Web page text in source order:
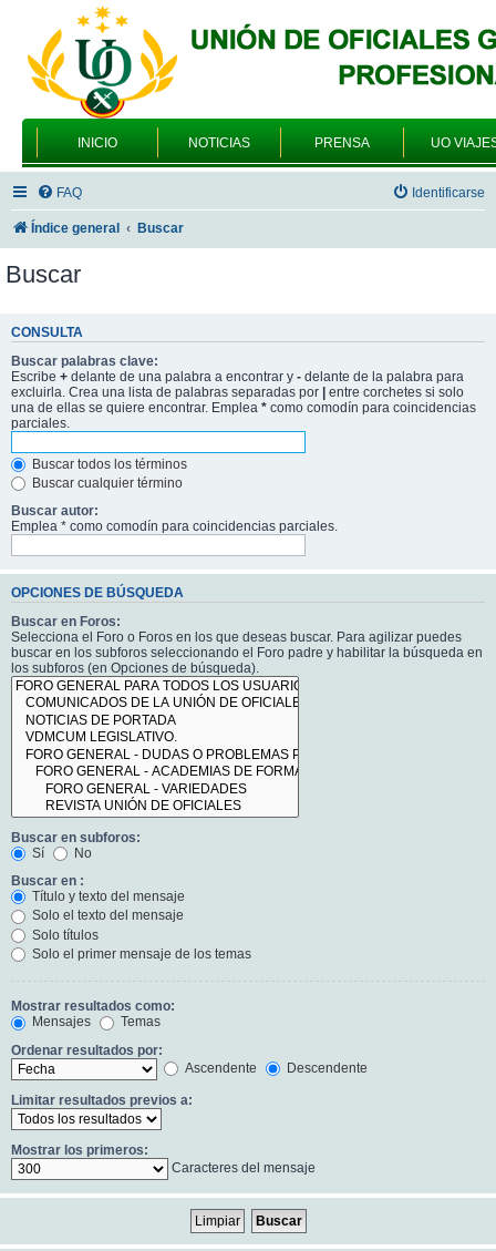
INICIO NOTICIAS PRENSA UO
FAQ Identificarse
Índice general Buscar
Buscar
CONSULTA
Buscar palabras clave:
Escribe + delante de una palabra a encontrar y - delante de la palabra para
excluirla. Crea una lista de palabras separadas por | entre corchetes si solo
una de ellas se quiere encontrar. Emplea * como comodín para coincidencias
parciales.
Buscar todos los términos
Buscar cualquier término
Buscar autor:
Emplea * como comodín para coincidencias parciales.
OPCIONES DE BÚSQUEDA
Buscar en Foros:
Selecciona el Foro o Foros en los que deseas buscar. Para agilizar puedes
buscar en los subforos seleccionando el Foro padre y habilitar la búsqueda en
los subforos (en Opciones de búsqueda).
Buscar en subforos:
Sí
No
Buscar en :
Título y texto del mensaje
Solo el texto del mensaje
Solo títulos
Solo el primer mensaje de los temas
Mostrar resultados como:
Mensajes
Temas
Ordenar resultados por:
Ascendente
Descendente
Limitar resultados previos a:
Mostrar los primeros:
Caracteres del mensaje